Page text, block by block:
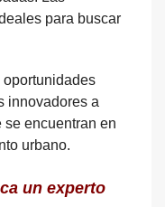
para buscar
oportunidades
innovadores a
encuentran en
urbano.
un experto